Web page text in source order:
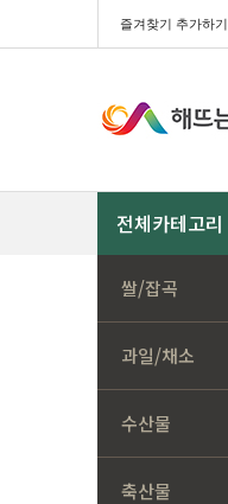
즐겨찾기 추가하기
전체카테고리
쌀/잡곡
과일/채소
수산물
축산물